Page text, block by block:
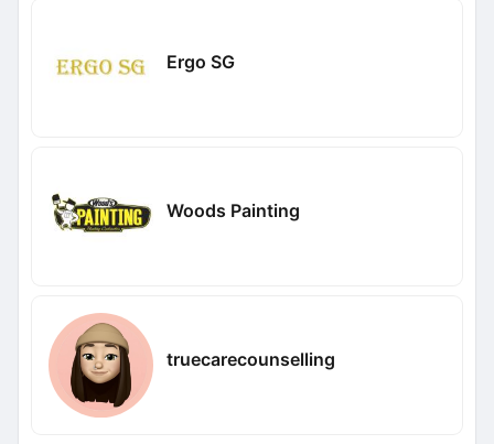
Ergo SG
Woods Painting
truecarecounselling